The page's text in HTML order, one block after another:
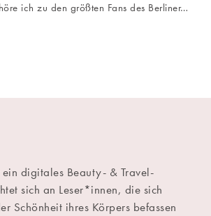
ich zu den größten Fans des Berliner…
ein digitales Beauty- & Travel-
sich an Leser*innen, die sich
Schönheit ihres Körpers befassen